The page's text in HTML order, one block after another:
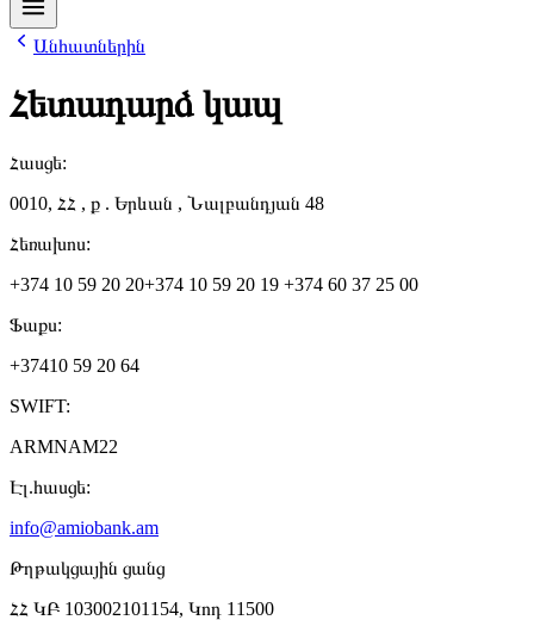
Անհատներին
Հետադարձ կապ
Հասցե:
0010, ՀՀ , ք . Երևան , Նալբանդյան 48
Հեռախոս:
+374 10 59 20 20+374 10 59 20 19 +374 60 37 25 00
Ֆաքս:
+37410 59 20 64
SWIFT:
ARMNAM22
Էլ.հասցե:
info@amiobank.am
Թղթակցային ցանց
ՀՀ ԿԲ 103002101154, Կոդ 11500